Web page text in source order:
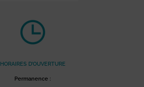
HORAIRES D’OUVERTURE
Permanence :